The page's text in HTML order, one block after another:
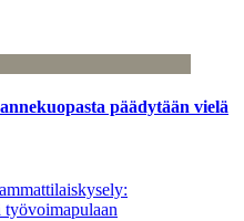
päädytään vielä
työvoimapulaan